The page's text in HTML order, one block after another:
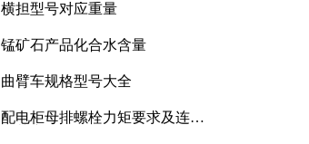
横担型号对应重量
锰矿石产品化合水含量
曲臂车规格型号大全
配电柜母排螺栓力矩要求及连接